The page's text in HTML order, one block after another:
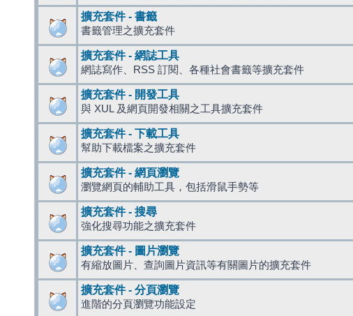
擴充套件 - 書籤
書籤管理之擴充套件
擴充套件 - 網誌工具
網誌寫作、RSS 訂閱、各種社會書籤等擴充套件
擴充套件 - 開發工具
與 XUL 及網頁開發相關之工具擴充套件
擴充套件 - 下載工具
幫助下載檔案之擴充套件
擴充套件 - 網頁瀏覽
瀏覽網頁的輔助工具，包括滑鼠手勢等
擴充套件 - 搜尋
強化搜尋功能之擴充套件
擴充套件 - 圖片瀏覽
有縮放圖片、查詢圖片資訊等有關圖片的擴充套件
擴充套件 - 分頁瀏覽
進階的分頁瀏覽功能設定